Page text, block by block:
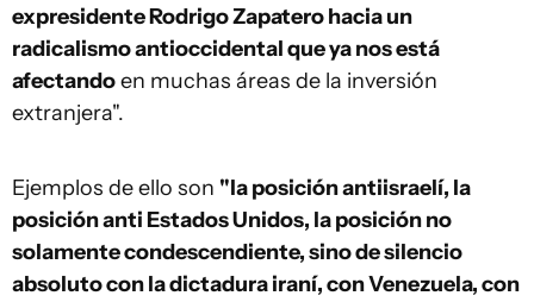
expresidente Rodrigo Zapatero hacia un
radicalismo antioccidental que ya nos está
afectandoen muchas áreas de la inversión
extranjera".
Ejemplos de ello son "la posición antiisraelí, la
posición anti Estados Unidos, la posición no
solamente condescendiente, sino de silencio
absoluto con la dictadura iraní, con Venezuela, con